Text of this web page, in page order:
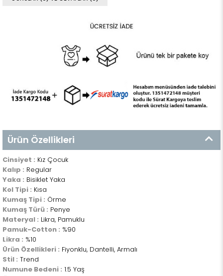
Ürün Özellikleri
Cinsiyet : Kız Çocuk
Kalıp : Regular
Yaka : Bisiklet Yaka
Kol Tipi : Kısa
Kumaş Tipi : Örme
Kumaş Türü : Penye
Materyal : Likra, Pamuklu
Pamuk-Cotton : %90
Likra : %10
Ürün Özellikleri : Fiyonklu, Dantelli, Armalı
Stil : Trend
Numune Bedeni : 1.5 Yaş